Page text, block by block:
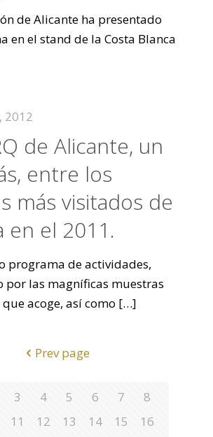
de Alicante ha presentado
en el stand de la Costa Blanca
2012
de Alicante, un
entre los
más visitados de
en el 2011.
programa de actividades,
por las magníficas muestras
acoge, así como […]
Prev page
3 4 5 6 7
8
11 12 13 14 15
16